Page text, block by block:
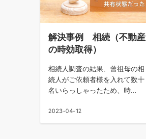
解決事例 相続（不動産
の時効取得）
相続人調査の結果、曾祖母の相
続人がご依頼者様を入れて数十
名いらっしゃったため、時...
2023-04-12